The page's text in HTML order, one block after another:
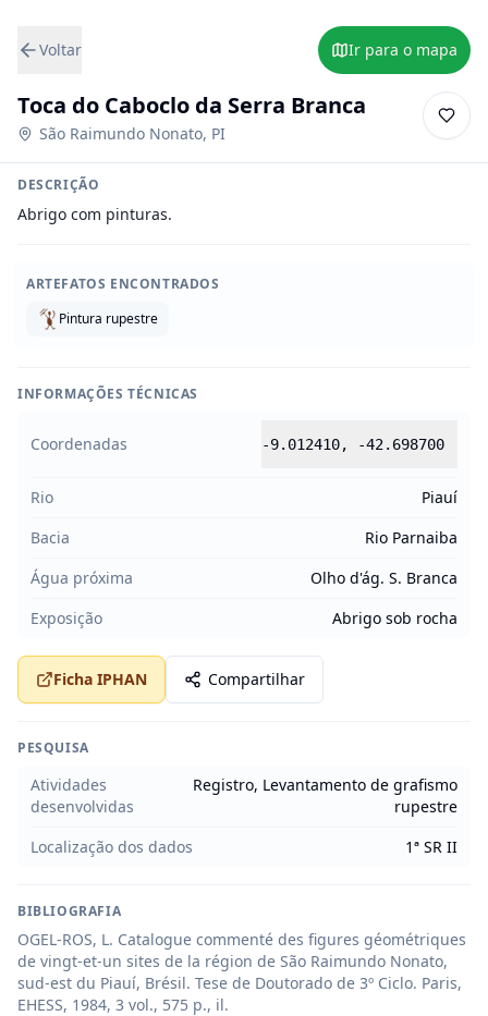
Voltar Ir para o mapa
Toca do Caboclo da Serra Branca
São Raimundo Nonato, PI
DESCRIÇÃO
Abrigo com pinturas.
ARTEFATOS ENCONTRADOS
Pintura rupestre
INFORMAÇÕES TÉCNICAS
Coordenadas -9.012410, -42.698700
Rio
Piauí
Bacia
Rio Parnaiba
Água próxima
Olho d'ág. S. Branca
Exposição
Abrigo sob rocha
Ficha IPHAN Compartilhar
PESQUISA
Atividades
desenvolvidas
Registro, Levantamento de grafismo
rupestre
Localização dos dados
1ª SR II
BIBLIOGRAFIA
OGEL-ROS, L. Catalogue commenté des figures géométriques
de vingt-et-un sites de la région de São Raimundo Nonato,
sud-est du Piauí, Brésil. Tese de Doutorado de 3º Ciclo. Paris,
EHESS, 1984, 3 vol., 575 p., il.